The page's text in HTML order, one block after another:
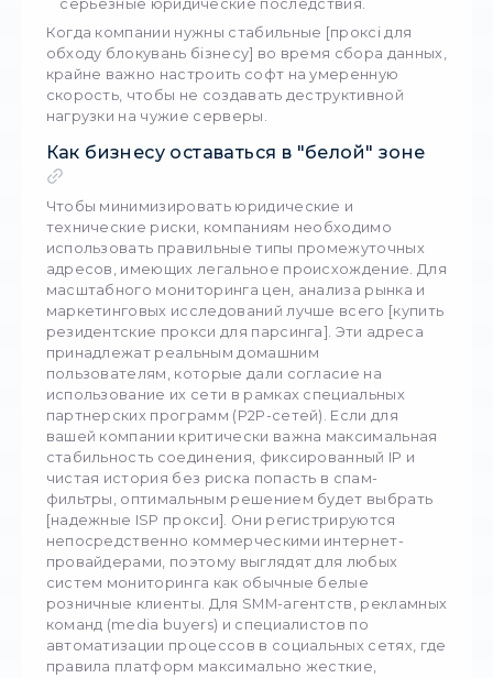
прецедентах (таких как громкое дело
против LinkedIn). Главное правило 2026
что есть в открытом доступе для
пользователя без авторизации, парсить
легально. Если ваш софт собирает цены
в интернет-магазинах конкурентов,
отзывы или открытые контакты компаний
закон. Это считается добросовестной
конкурентной разведкой. Однако, [де межа
парсингом та хакерством] в современных
реалиях? Правонарушение начинается при
наличии следующих факторов:
Сбор закрытых данных:
прокси обойти форму авторизации,
paywall (платный доступ) или выкачать
данных пользователей из закрытых
кабинетов.
Нарушение GDPR и CCPA:Сбор и
систематизация персональных данных
физических лиц (телефонные номера,
адреса, платежные данные) без их
согласия.
DDoS-эффект:Если ваш парсер делает
миллионы запросов в секунду,